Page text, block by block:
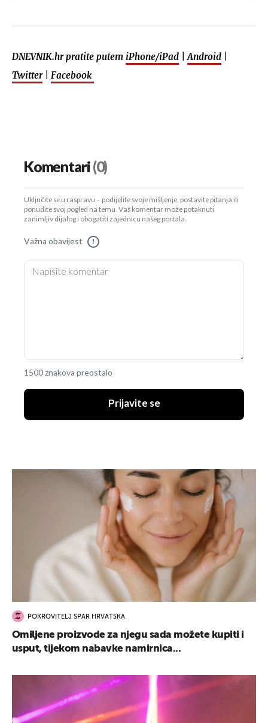
DNEVNIK.hr pratite putem iPhone/iPad Android
Twitter| Facebook
Komentari(0)
Uključite se u raspravu – podijelite svoje mišljenje, postavite pitanja ili
ponudite svoj pogled na temu. Vaš komentar može potaknuti
zanimljiv dijalog i obogatiti zajednicu našeg portala.
Važna obavijest !
1500 znakova preostalo
Prijavite se
POKROVITELJ SPAR HRVATSKA
Omiljene proizvode za njegu sada možete kupiti i
usput, tijekom nabavke namirnica...